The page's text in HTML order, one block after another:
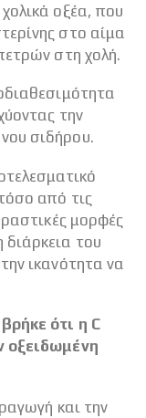
οξέα, που
στο αίμα
στη χολή.
την
σιδήρου.
από τις
μορφές
του
ικανότητα να
ότι η C
οξειδωμένη
και την